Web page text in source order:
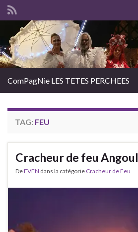
Search for:
ComPagNie LES TETES PERCHEES
TAG: FEU
Cracheur de feu
DeEVEN dans la catégorie Cracheur de Feu